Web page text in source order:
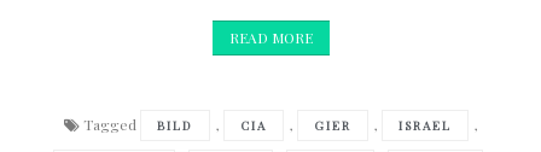
READ MORE
Tagged BILD , CIA , GIER , ISRAEL ,